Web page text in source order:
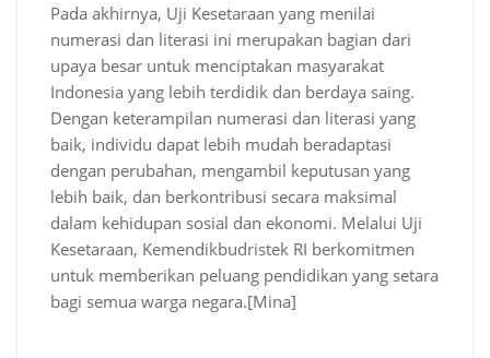
Pada akhirnya, Uji Kesetaraan yang menilai
numerasi dan literasi ini merupakan bagian dari
upaya besar untuk menciptakan masyarakat
Indonesia yang lebih terdidik dan berdaya saing.
Dengan keterampilan numerasi dan literasi yang
baik, individu dapat lebih mudah beradaptasi
dengan perubahan, mengambil keputusan yang
lebih baik, dan berkontribusi secara maksimal
dalam kehidupan sosial dan ekonomi. Melalui Uji
Kesetaraan, Kemendikbudristek RI berkomitmen
untuk memberikan peluang pendidikan yang setara
bagi semua warga negara.[Mina]